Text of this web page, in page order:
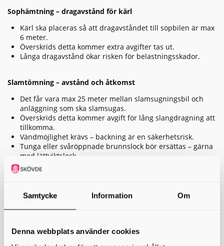
Samtycke Information Om
Denna webbplats använder cookies
Sophämtning – dragavstånd för kärl
Kärl ska placeras så att dragavståndet till sopbilen är max
6 meter.
Överskrids detta kommer extra avgifter tas ut.
Långa dragavstånd ökar risken för belastningsskador.
Slamtömning – avstånd och åtkomst
Det får vara max 25 meter mellan slamsugningsbil och
anläggning som ska slamsugas.
Överskrids detta kommer avgift för lång slangdragning att
tillkomma.
Vändmöjlighet krävs – backning är en säkerhetsrisk.
Tunga eller svåröppnade brunnslock bör ersättas – gärna
med lättviktslock.
Vad kan du som kund göra?
Håll dragavståndet mellan kärl och sopbil under 6 meter.
Placera kärlen på jämnt, hårdgjort underlag – gärna asfalt,